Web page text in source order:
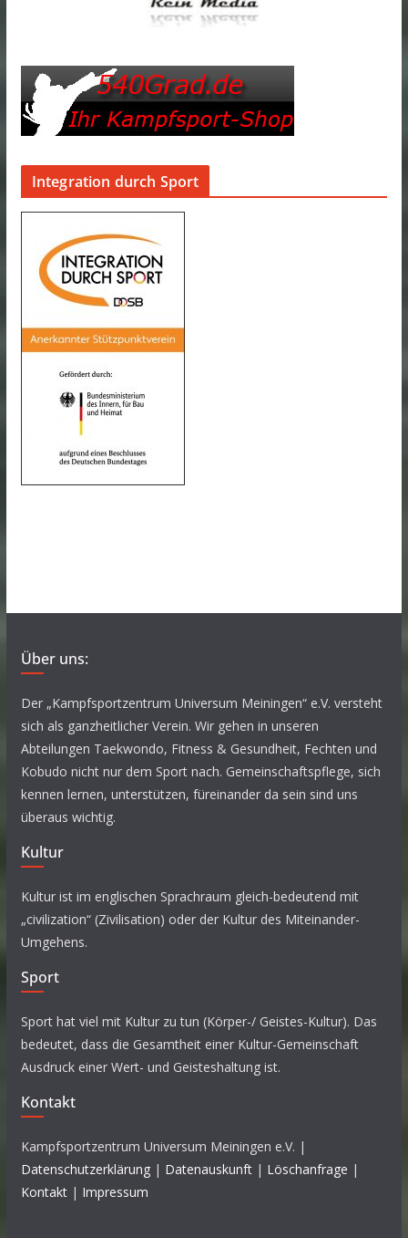
Integration durch Sport
Über uns:
Der „Kampfsportzentrum Universum Meiningen“ e.V. versteht
sich als ganzheitlicher Verein. Wir gehen in unseren
Abteilungen Taekwondo, Fitness & Gesundheit, Fechten und
Kobudo nicht nur dem Sport nach. Gemeinschaftspflege, sich
kennen lernen, unterstützen, füreinander da sein sind uns
überaus wichtig.
Kultur
Kultur ist im englischen Sprachraum gleich-bedeutend mit
„civilization“ (Zivilisation) oder der Kultur des Miteinander-
Umgehens.
Sport
Sport hat viel mit Kultur zu tun (Körper-/ Geistes-Kultur). Das
bedeutet, dass die Gesamtheit einer Kultur-Gemeinschaft
Ausdruck einer Wert- und Geisteshaltung ist.
Kontakt
Kampfsportzentrum Universum Meiningen e.V. |
Datenschutzerklärung| Datenauskunft| Löschanfrage |
Kontakt| Impressum